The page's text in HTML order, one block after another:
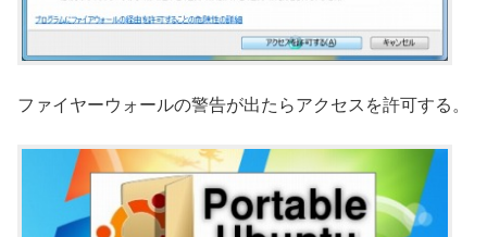
ファイヤーウォールの警告が出たらアクセスを許可する。